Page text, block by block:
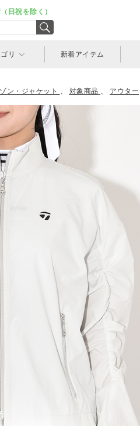
日祝を除く）
リ 新着アイテム
ン・ジャケット 、 対象商品 、 アウター